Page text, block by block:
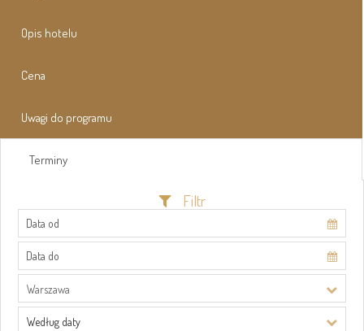
Opis hotelu
Cena
Uwagi do programu
Terminy
Filtr
Warszawa
Według daty